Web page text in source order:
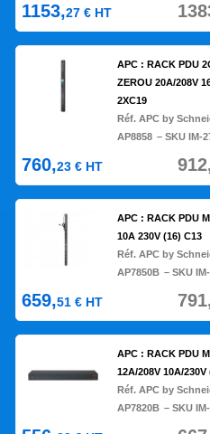
1153,27 € HT
APC : RACK PDU
ZEROU 20A/208V
2XC19
Réf. APC by
AP8858 – SKU IM-
760,23 € HT
APC : RACK PDU
10A 230V (16) C13
Réf. APC by
AP7850B – SKU
659,51 € HT
APC : RACK PDU
12A/208V 10A/230V
Réf. APC by
AP7820B – SKU